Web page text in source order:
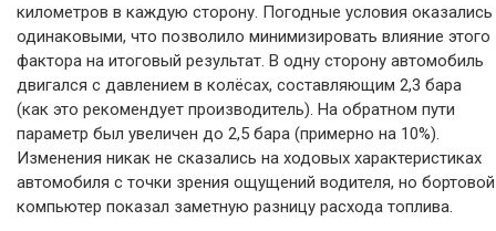
километров в каждую сторону. Погодные условия оказались
одинаковыми, что позволило минимизировать влияние этого
фактора на итоговый результат. В одну сторону автомобиль
двигался с давлением в колёсах, составляющим 2,3 бара
(как это рекомендует производитель). На обратном пути
параметр был увеличен до 2,5 бара (примерно на 10%).
Изменения никак не сказались на ходовых характеристиках
автомобиля с точки зрения ощущений водителя, но бортовой
компьютер показал заметную разницу расхода топлива.